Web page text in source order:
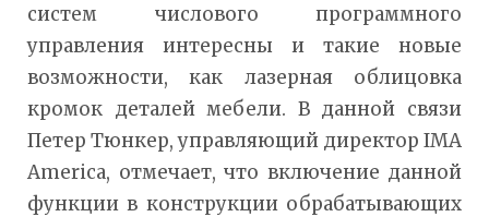
систем числового программного
управления интересны и такие новые
возможности, как лазерная облицовка
кромок деталей мебели. В данной связи
Петер Тюнкер, управляющий директор IMA
America, отмечает, что включение данной
функции в конструкции обрабатывающих